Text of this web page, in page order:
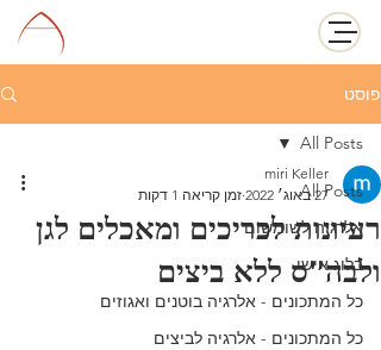
פוסט
All Posts
אלרגיה לשומשום
בלוג אישי
כל המתכונים - אלרגיה בוטנים ואגוזים
כל המתכונים - אלרגיה לביצים
All Posts
רעיונות לכריכים ומאכלים לגן
ולבה"ס ללא ביצים
miri Keller
27 באוג׳ 2022
זמן קריאה 1 דקות